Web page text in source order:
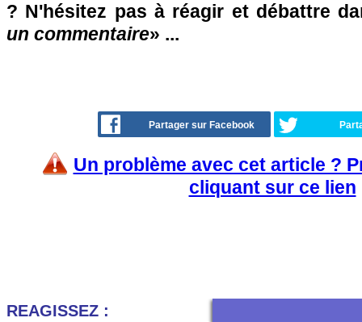
? N'hésitez pas à réagir et débattre
un commentaire» ...
Partager sur Facebook
Un problème avec cet article ?
cliquant sur ce lien
REAGISSEZ :